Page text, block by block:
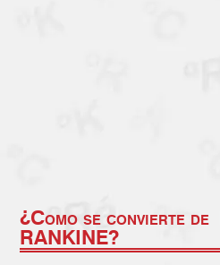
¿Como se convierte de
RANKINE?